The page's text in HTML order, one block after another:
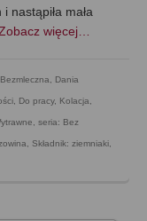
nastąpiła mała
więcej…
Bezmleczna Dania
Do pracy, Kolacja
seria: Bez
Składnik: ziemniaki